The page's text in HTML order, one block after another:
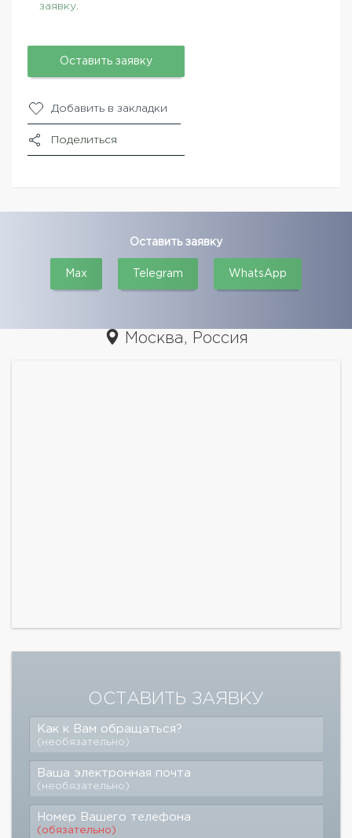
заявку.
Оставить заявку
Добавить в закладки
Поделиться
Оставить заявку
Max Telegram WhatsApp
Москва, Россия
ОСТАВИТЬ ЗАЯВКУ
Как к Вам обращаться?
(необязательно)
Ваша электронная почта
(необязательно)
Номер Вашего телефона
(обязательно)